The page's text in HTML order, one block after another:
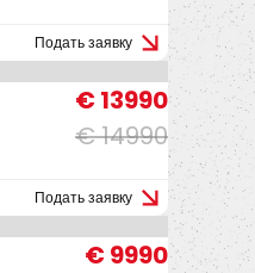
Подать заявку
€ 14990
€ 13990
Подать заявку
€ 9990